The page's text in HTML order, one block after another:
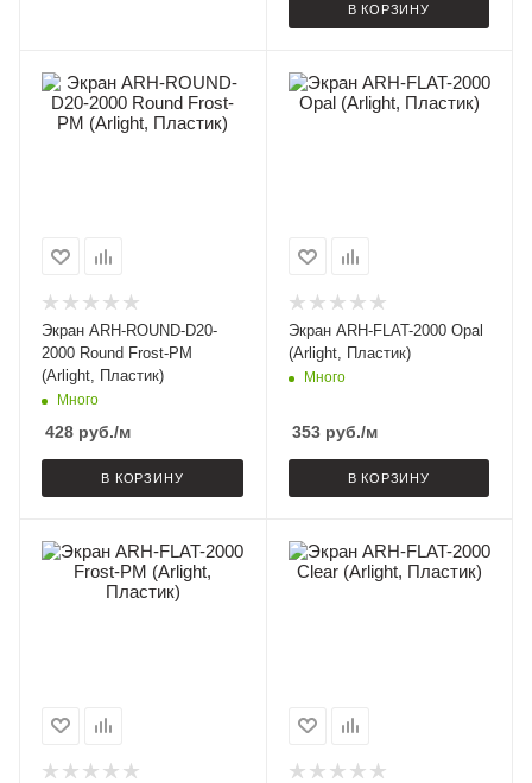
В КОРЗИНУ
Экран ARH-ROUND-D20-
2000 Round Frost-PM
(Arlight, Пластик)
Много
428 руб./м
В КОРЗИНУ
Экран ARH-FLAT-2000 Opal
(Arlight, Пластик)
Много
353руб./м
В КОРЗИНУ